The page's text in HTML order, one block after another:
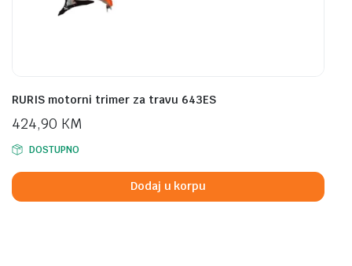
RURIS motorni trimer za travu 643ES
424,90 KM
DOSTUPNO
Dodaj u korpu